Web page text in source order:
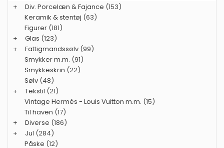
+
Div. Porcelæn & Fajance (153)
Keramik & stentøj (63)
Figurer (181)
+
Glas (123)
+
Fattigmandssølv (99)
Smykker m.m. (91)
Smykkeskrin (22)
Sølv (48)
+
Tekstil (21)
Vintage Hermés - Louis Vuitton m.m. (15)
Til haven (17)
+
Diverse (186)
+
Jul (284)
Påske (12)